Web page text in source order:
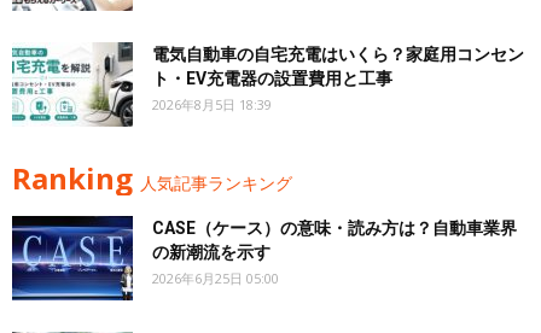
電気自動車の自宅充電はいくら？家庭用コンセン
ト・EV充電器の設置費用と工事
2026年8月5日 18:39
Ranking 人気記事ランキング
CASE（ケース）の意味・読み方は？自動車業界
の新潮流を示す
2026年6月25日 05:00